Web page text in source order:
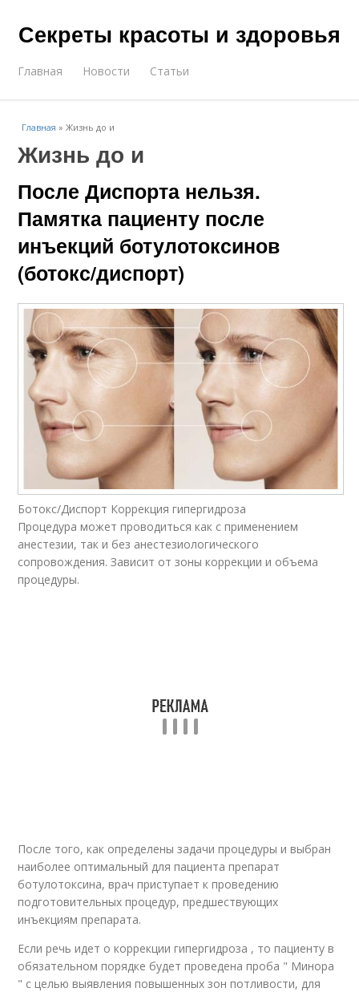
Секреты красоты и здоровья
Главная Новости Статьи
Главная »Жизнь до и
Жизнь до и
После Диспорта нельзя.
Памятка пациенту после
инъекций ботулотоксинов
(ботокс/диспорт)
Ботокс/Диспорт Коррекция гипергидроза
Процедура может проводиться как с применением
анестезии, так и без анестезиологического
сопровождения. Зависит от зоны коррекции и объема
процедуры.
После того, как определены задачи процедуры и выбран
наиболее оптимальный для пациента препарат
ботулотоксина, врач приступает к проведению
подготовительных процедур, предшествующих
инъекциям препарата.
Если речь идет о коррекции гипергидроза , то пациенту в
обязательном порядке будет проведена проба " Минора
" с целью выявления повышенных зон потливости, для